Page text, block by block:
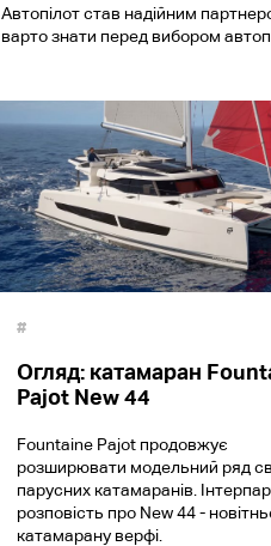
Автопілот став надійним
варто знати перед вибором
#
Огляд: катамаран
Pajot New 44
Fountaine Pajot продовжує
розширювати модельний ряд
парусних катамаранів.
розповість про New 44 -
катамарану верфі.